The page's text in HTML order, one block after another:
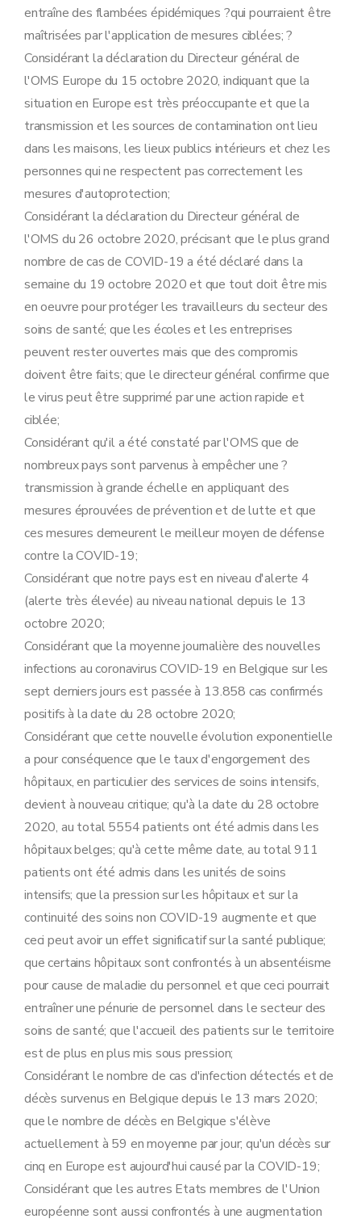
entraîne des flambées épidémiques ?qui pourraient être
maîtrisées par l'application de mesures ciblées; ?
Considérant la déclaration du Directeur général de
l'OMS Europe du 15 octobre 2020, indiquant que la
situation en Europe est très préoccupante et que la
transmission et les sources de contamination ont lieu
dans les maisons, les lieux publics intérieurs et chez les
personnes qui ne respectent pas correctement les
mesures d'autoprotection;
Considérant la déclaration du Directeur général de
l'OMS du 26 octobre 2020, précisant que le plus grand
nombre de cas de COVID-19 a été déclaré dans la
semaine du 19 octobre 2020 et que tout doit être mis
en oeuvre pour protéger les travailleurs du secteur des
soins de santé; que les écoles et les entreprises
peuvent rester ouvertes mais que des compromis
doivent être faits; que le directeur général confirme que
le virus peut être supprimé par une action rapide et
ciblée;
Considérant qu'il a été constaté par l'OMS que de
nombreux pays sont parvenus à empêcher une ?
transmission à grande échelle en appliquant des
mesures éprouvées de prévention et de lutte et que
ces mesures demeurent le meilleur moyen de défense
contre la COVID-19;
Considérant que notre pays est en niveau d'alerte 4
(alerte très élevée) au niveau national depuis le 13
octobre 2020;
Considérant que la moyenne journalière des nouvelles
infections au coronavirus COVID-19 en Belgique sur les
sept derniers jours est passée à 13.858 cas confirmés
positifs à la date du 28 octobre 2020;
Considérant que cette nouvelle évolution exponentielle
a pour conséquence que le taux d'engorgement des
hôpitaux, en particulier des services de soins intensifs,
devient à nouveau critique; qu'à la date du 28 octobre
2020, au total 5554 patients ont été admis dans les
hôpitaux belges; qu'à cette même date, au total 911
patients ont été admis dans les unités de soins
intensifs; que la pression sur les hôpitaux et sur la
continuité des soins non COVID-19 augmente et que
ceci peut avoir un effet significatif sur la santé publique;
que certains hôpitaux sont confrontés à un absentéisme
pour cause de maladie du personnel et que ceci pourrait
entraîner une pénurie de personnel dans le secteur des
soins de santé; que l'accueil des patients sur le territoire
est de plus en plus mis sous pression;
Considérant le nombre de cas d'infection détectés et de
décès survenus en Belgique depuis le 13 mars 2020;
que le nombre de décès en Belgique s'élève
actuellement à 59 en moyenne par jour; qu'un décès sur
cinq en Europe est aujourd'hui causé par la COVID-19;
Considérant que les autres Etats membres de l'Union
européenne sont aussi confrontés à une augmentation